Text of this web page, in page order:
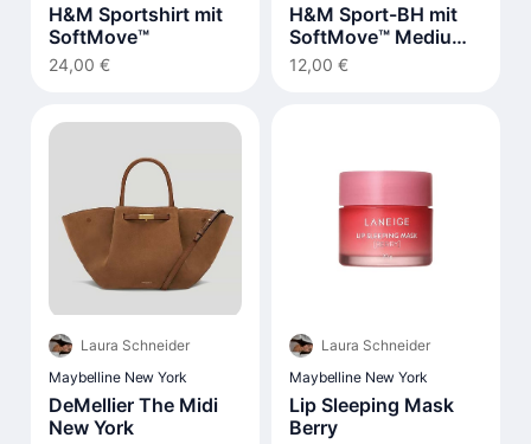
H&M Sportshirt mit
SoftMove™
24,00 €
H&M Sport-BH mit
SoftMove™ Medium
Support
12,00 €
Laura Schneider
Maybelline New York
DeMellier The Midi
New York
Laura Schneider
Maybelline New York
Lip Sleeping Mask
Berry